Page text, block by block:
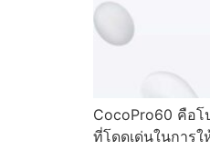
CocoPro60 คือ
ที่โดดเด่นในการ